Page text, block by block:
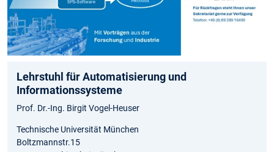
Lehrstuhl für Automatisierung und
Informationssysteme
Prof. Dr.-Ing. Birgit Vogel-Heuser
Technische Universität München
Boltzmannstr.15